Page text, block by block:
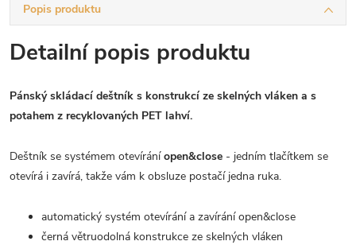
Popis produktu
Detailní popis produktu
Pánský skládací deštník s konstrukcí ze skelných vláken a s
potahem z recyklovaných PET lahví.
Deštník se systémem otevíráníopen&close - jedním tlačítkem se
otevírá i zavírá, takže vám k obsluze postačí jedna ruka.
automatický systém otevírání a zavírání open&close
černá větruodolná konstrukce ze skelných vláken